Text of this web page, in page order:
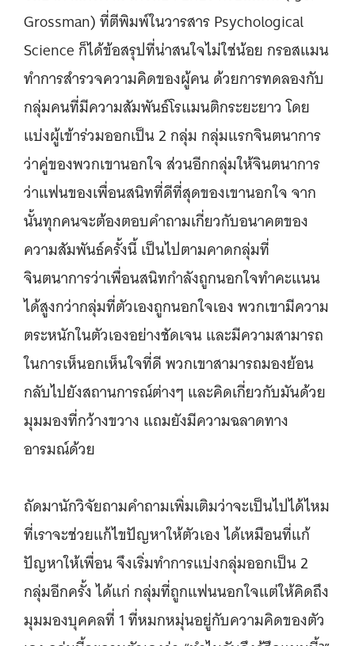
Grossman) ที่ตีพิมพ์ในวารสาร Psychological
Science ก็ได้ข้อสรุปที่น่าสนใจไม่ใช่น้อย กรอสแมน
ทำการสำรวจความคิดของผู้คน ด้วยการทดลองกับ
กลุ่มคนที่มีความสัมพันธ์โรแมนติกระยะยาว โดย
แบ่งผู้เข้าร่วมออกเป็น 2 กลุ่ม กลุ่มแรกจินตนาการ
ว่าคู่ของพวกเขานอกใจ ส่วนอีกกลุ่มให้จินตนาการ
ว่าแฟนของเพื่อนสนิทที่ดีที่สุดของเขานอกใจ จาก
นั้นทุกคนจะต้องตอบคำถามเกี่ยวกับอนาคตของ
ความสัมพันธ์ครั้งนี้ เป็นไปตามคาดกลุ่มที่
จินตนาการว่าเพื่อนสนิทกำลังถูกนอกใจทำคะแนน
ได้สูงกว่ากลุ่มที่ตัวเองถูกนอกใจเอง พวกเขามีความ
ตระหนักในตัวเองอย่างชัดเจน และมีความสามารถ
ในการเห็นอกเห็นใจที่ดี พวกเขาสามารถมองย้อน
กลับไปยังสถานการณ์ต่างๆ และคิดเกี่ยวกับมันด้วย
มุมมองที่กว้างขวาง แถมยังมีความฉลาดทาง
อารมณ์ด้วย
ถัดมานักวิจัยถามคำถามเพิ่มเติมว่าจะเป็นไปได้ไหม
ที่เราจะช่วยแก้ไขปัญหาให้ตัวเอง ได้เหมือนที่แก้
ปัญหาให้เพื่อน จึงเริ่มทำการแบ่งกลุ่มออกเป็น 2
กลุ่มอีกครั้ง ได้แก่ กลุ่มที่ถูกแฟนนอกใจแต่ให้คิดถึง
มุมมองบุคคลที่ 1 ที่หมกหมุ่นอยู่กับความคิดของตัว